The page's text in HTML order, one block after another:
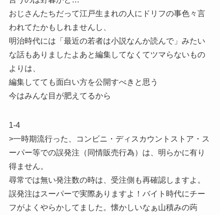
おじさんたちだって江戸生まれの人にドリフの事色々言
われてたかもしれませんし、
明治時代には「最近の若者は小説なんか読んで」みたい
な話もありましたよあと編集してなくてツマらないもの
よりは、
編集してても面白い方を公開すべきと思う
今はみんな目が肥えてるから
1-4
>一時期流行った、コンビニ・ディスカウントストア・ス
ーパー等での誤発注（同情販売行為）は、明らかに有り
得ません。
尋常では無い発注数の時は、受注側も再確認しますよ。
誤発注はスーパーで実際ありますよ！バイト時代にチー
フがよくやらかしてました。懐かしいなぁ山積みの蒟